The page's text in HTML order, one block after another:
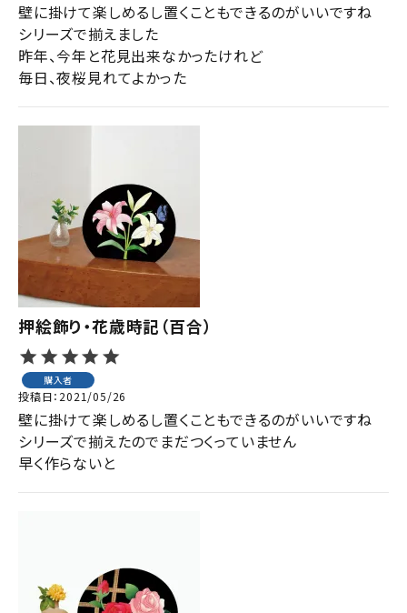
壁に掛けて楽しめるし置くこともできるのがいいですね
シリーズで揃えました
昨年、今年と花見出来なかったけれど
押絵飾り・花歳時記（百合）
購入者
投稿日 2021/05/26
壁に掛けて楽しめるし置くこともできるのがいいですね
シリーズで揃えたのでまだつくっていません
早く作らないと